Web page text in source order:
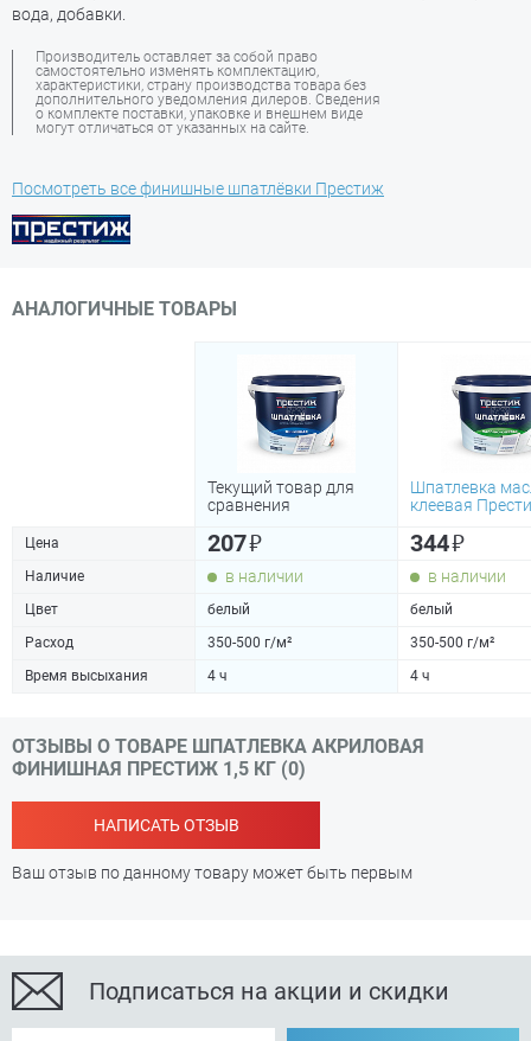
вода, добавки.
Производитель оставляет за собой право
самостоятельно изменять комплектацию,
характеристики, страну производства товара без
дополнительного уведомления дилеров. Сведения
о комплекте поставки, упаковке и внешнем виде
могут отличаться от указанных на сайте.
Посмотреть все финишные шпатлёвки Престиж
АНАЛОГИЧНЫЕ ТОВАРЫ
Текущий товар для
сравнения
Шпатлевка
клеевая
Цена 207₽ 344₽
Наличие в наличии в наличии
Цвет белый
белый
Расход
350-500 г/м²
350-500 г/м²
Время высыхания
4 ч 4 ч
ОТЗЫВЫ О ТОВАРЕ ШПАТЛЕВКА АКРИЛОВАЯ
ФИНИШНАЯ ПРЕСТИЖ 1,5 КГ (0)
НАПИСАТЬ ОТЗЫВ
Ваш отзыв по данному товару может быть первым
Подписаться на акции и скидки